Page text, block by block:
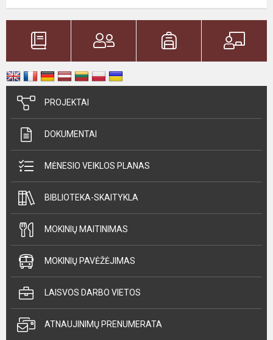
PROJEKTAI
DOKUMENTAI
MĖNESIO VEIKLOS PLANAS
BIBLIOTEKA-SKAITYKLA
MOKINIŲ MAITINIMAS
MOKINIŲ PAVĖŽĖJIMAS
LAISVOS DARBO VIETOS
ATNAUJINIMŲ PRENUMERATA